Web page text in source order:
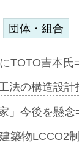
団体・組合
TOTO吉本氏
法の構造設
」今後を懸
築物LCCO2